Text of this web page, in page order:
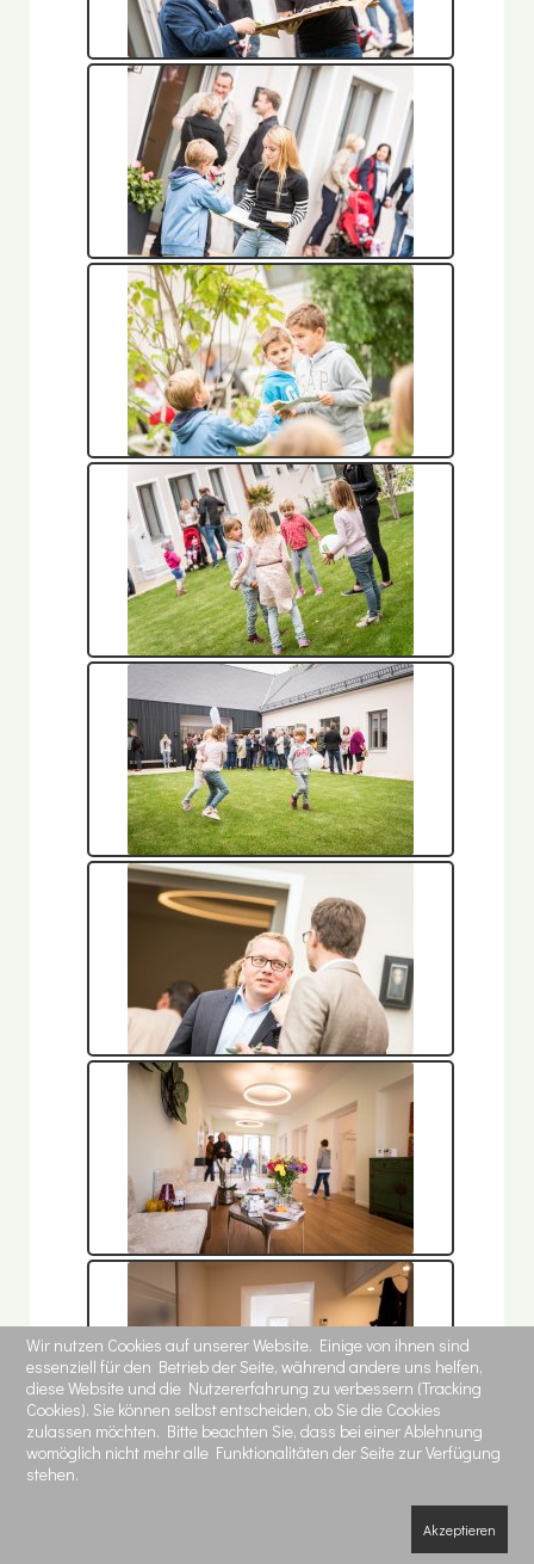
Wir nutzen Cookies auf unserer Website. Einige von ihnen sind
essenziell für den Betrieb der Seite, während andere uns helfen,
diese Website und die Nutzererfahrung zu verbessern (Tracking
Cookies). Sie können selbst entscheiden, ob Sie die Cookies
zulassen möchten. Bitte beachten Sie, dass bei einer Ablehnung
womöglich nicht mehr alle Funktionalitäten der Seite zur Verfügung
stehen.
Akzeptieren